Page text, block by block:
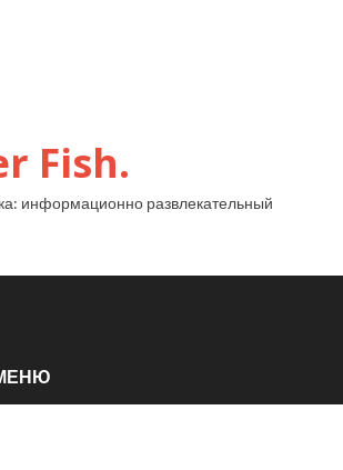
Fish.
информационно развлекательный